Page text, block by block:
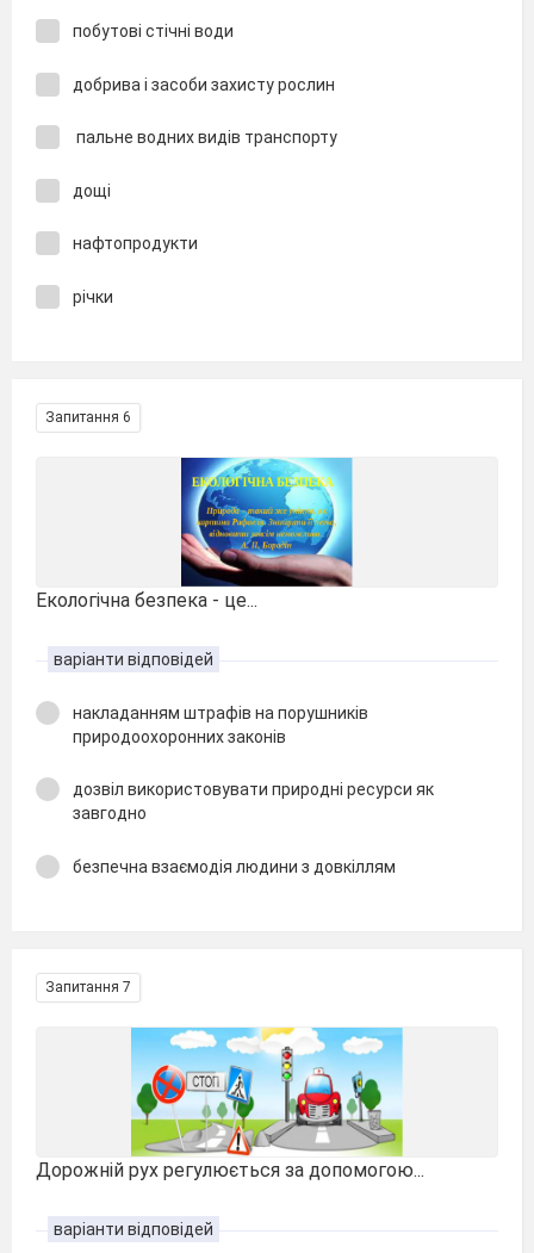
побутові стічні води
добрива і засоби захисту рослин
пальне водних видів транспорту
дощі
нафтопродукти
річки
Запитання 6
Екологічна безпека - це...
варіанти відповідей
накладанням штрафів на порушників
природоохоронних законів
дозвіл використовувати природні ресурси як
завгодно
безпечна взаємодія людини з довкіллям
Запитання 7
Дорожній рух регулюється за допомогою...
варіанти відповідей